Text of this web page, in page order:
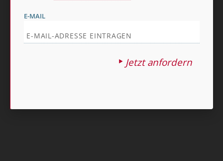
E-MAIL
Jetzt anfordern